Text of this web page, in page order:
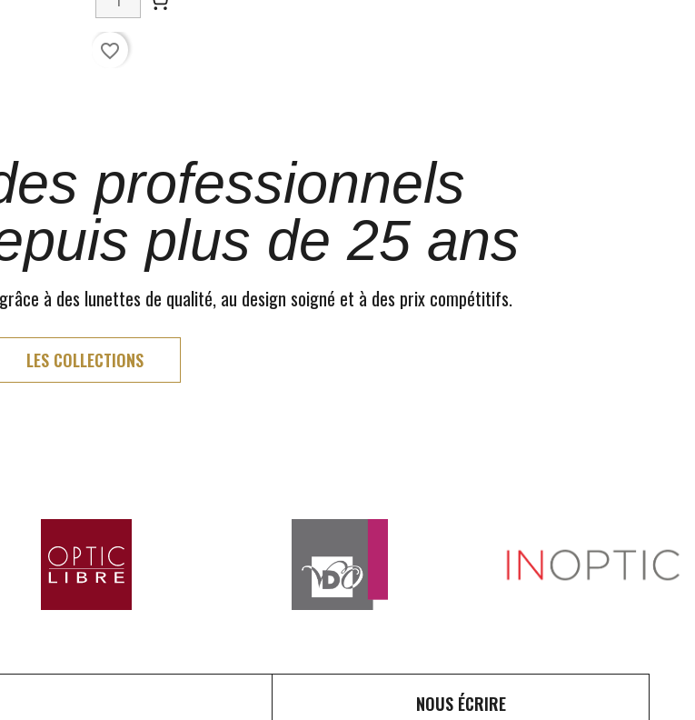
favorite_border
professionnels
plus de 25 ans
à des lunettes de qualité, au design soigné et à des prix compétitifs.
LES COLLECTIONS
NOUS ÉCRIRE